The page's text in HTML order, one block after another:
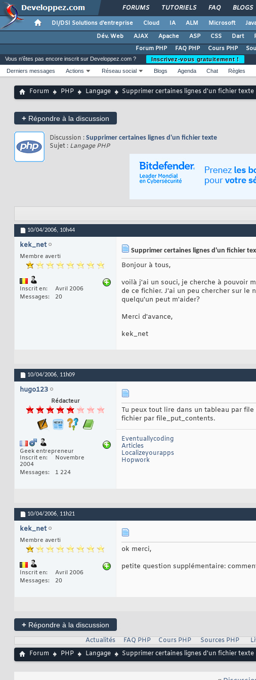
FORUMS TUTORIELS FAQ BLOGS
DI/DSI Solutions d'entreprise Cloud IA ALM Microsoft
Dév. Web
AJAX Apache ASP CSS Dart
Forum PHP
FAQ PHP Cours PHP
Vous n'êtes pas encore inscrit sur Developpez.com ?
Inscrivez-vous gratuitement !
Derniers messages
Actions Réseau social Blogs Agenda Chat Règles
Forum PHP Langage Supprimer certaines lignes d'un fichier texte
+ Répondre à la discussion
Discussion : Supprimer certaines lignes d'un fichier texte
Sujet : Langage PHP
10/04/2006, 10h44
kek_net
Membre averti
Inscrit en
Avril 2006
Messages
20
Supprimer certaines lignes d'un fichier
Bonjour à tous,
voilà j'ai un souci, je cherche à pouvoir
de ce fichier. J'ai un peu chercher sur
quelqu'un peut m'aider?
Merci d'avance,
kek_net
10/04/2006, 11h09
hugo123
Rédacteur
Geek entrepreneur
Inscrit en
Novembre
2004
Messages
1 224
Tu peux tout lire dans un tableau par
fichier par file_put_contents.
Eventuallycoding
Articles
Localizeyourapps
Hopwork
10/04/2006, 11h21
kek_net
Membre averti
Inscrit en
Avril 2006
Messages
20
ok merci,
petite question supplémentaire:
+ Répondre à la discussion
Actualités
FAQ PHP Cours PHP Sources PHP
Forum
PHP Langage Supprimer certaines lignes d'un fichier texte